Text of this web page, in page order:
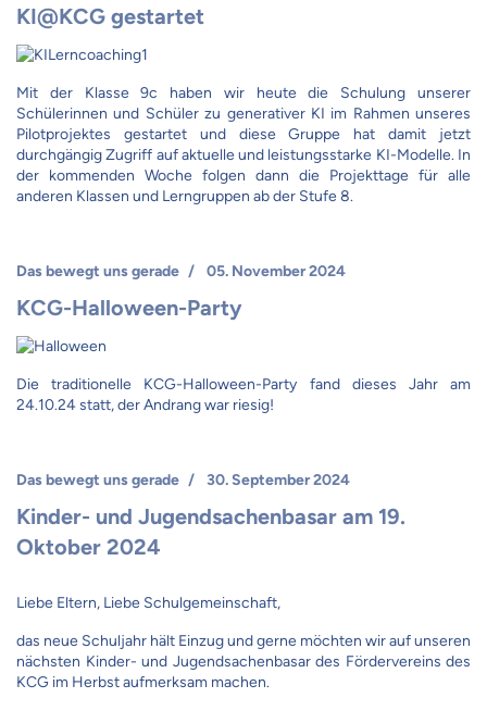
KI@KCG gestartet
Mit der Klasse 9c haben wir heute die Schulung unserer
Schülerinnen und Schüler zu generativer KI im Rahmen unseres
Pilotprojektes gestartet und diese Gruppe hat damit jetzt
durchgängig Zugriff auf aktuelle und leistungsstarke KI-Modelle. In
der kommenden Woche folgen dann die Projekttage für alle
anderen Klassen und Lerngruppen ab der Stufe 8.
KCG-Halloween-Party
Das bewegt uns gerade 05. November 2024
Die traditionelle KCG-Halloween-Party fand dieses Jahr am
24.10.24 statt, der Andrang war riesig!
Kinder- und Jugendsachenbasar am 19.
Oktober 2024
Das bewegt uns gerade 30. September 2024
Liebe Eltern, Liebe Schulgemeinschaft,
das neue Schuljahr hält Einzug und gerne möchten wir auf unseren
nächsten Kinder- und Jugendsachenbasar des Fördervereins des
KCG im Herbst aufmerksam machen.